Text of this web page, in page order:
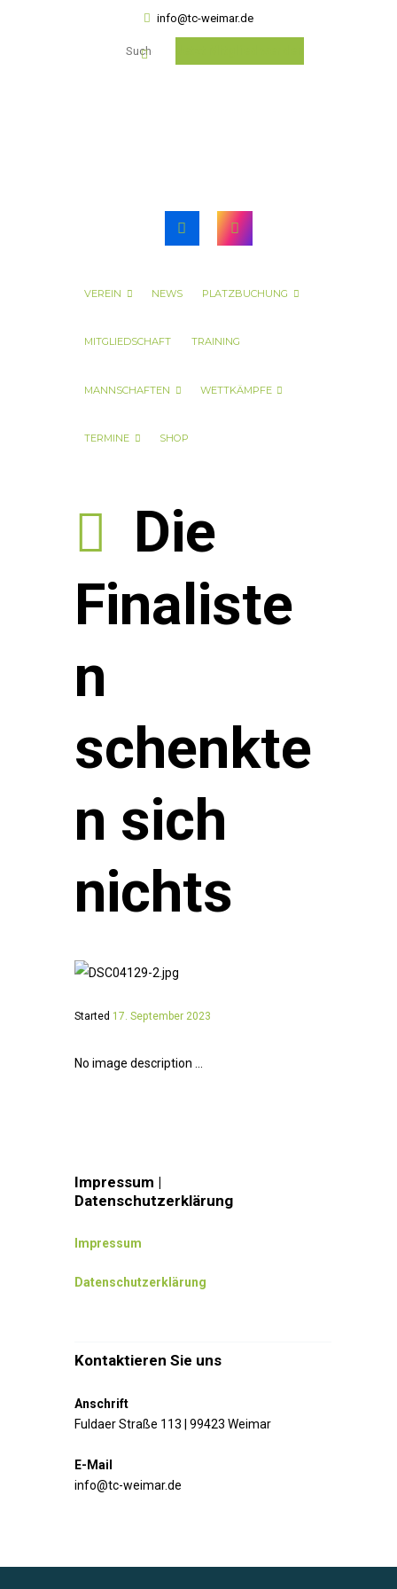
info@tc-weimar.de
VEREIN NEWS PLATZBUCHUNG
MITGLIEDSCHAFT TRAINING
MANNSCHAFTEN WETTKÄMPFE
TERMINE SHOP
Die
Finaliste
n
schenkte
n sich
nichts
Started 17. September 2023
No image description ...
Impressum |
Datenschutzerklärung
Impressum
Datenschutzerklärung
Kontaktieren Sie uns
Anschrift
Fuldaer Straße 113 | 99423 Weimar
E-Mail
info@tc-weimar.de